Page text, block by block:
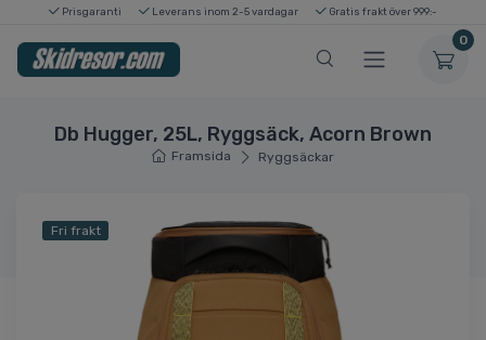
Prisgaranti Leverans inom 2-5 vardagar Gratis frakt över 999:-
0
Db Hugger, 25L, Ryggsäck, Acorn Brown
Framsida Ryggsäckar
Fri frakt